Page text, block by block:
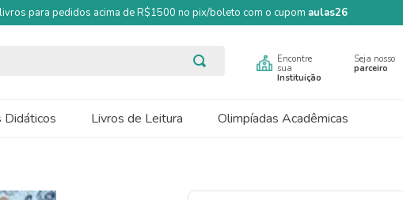
para pedidos acima de R$1500 no pix/boleto com o cupom aulas26
Encontre
sua
Instituição
Seja nosso
parceiro
Didáticos Livros de Leitura Olimpíadas Acadêmicas